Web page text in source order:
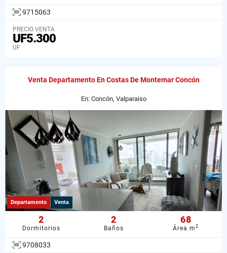
9715063
PRECIO VENTA
UF5.300
UF
Venta Departamento En Costas De Montemar Concón
En: Concón, Valparaiso
Departamento Venta
2
Dormitorios
2
Baños
68
Área m2
9708033